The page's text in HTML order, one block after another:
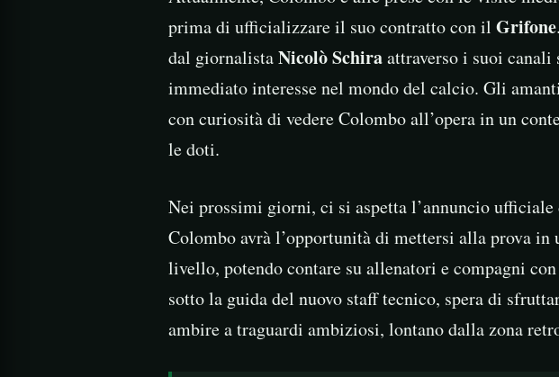
prima di ufficializzare il suo contratto con il Grifone
dal giornalistaNicolò Schiraattraverso i suoi canali
immediato interesse nel mondo del calcio. Gli
con curiosità di vedere Colombo all’opera in un
le doti.
Nei prossimi giorni, ci si aspetta l’annuncio ufficiale
Colombo avrà l’opportunità di mettersi alla prova in
livello, potendo contare su allenatori e compagni
sotto la guida del nuovo staff tecnico, spera di
ambire a traguardi ambiziosi, lontano dalla zona